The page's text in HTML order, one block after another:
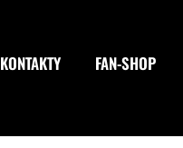
KONTAKTY FAN-SHOP